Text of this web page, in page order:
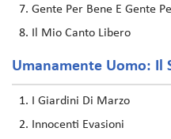
Gente Per Bene E Gente
Il Mio Canto Libero
Umanamente Uomo: Il
I Giardini Di Marzo
Innocenti Evasioni